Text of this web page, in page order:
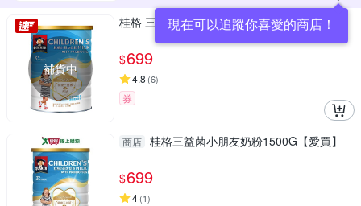
現在可以追蹤你喜愛的商店！
補貨中
桂格 三益菌小朋友奶粉(1500g)
$699
4.8 (6)
券
商店 桂格三益菌小朋友奶粉1500G【愛買】
$699
4(1)